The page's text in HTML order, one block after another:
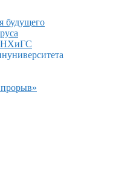
будущего